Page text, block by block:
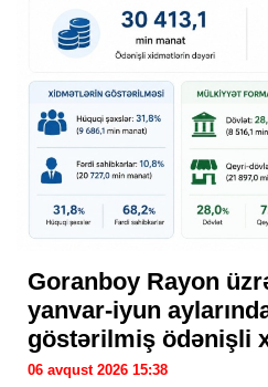
Goranboy Rayon
yanvar-iyun
göstərilmiş ödənişli
06 avqust 2026 15:38